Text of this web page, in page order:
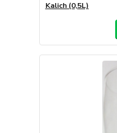
Kalich (0,5L)